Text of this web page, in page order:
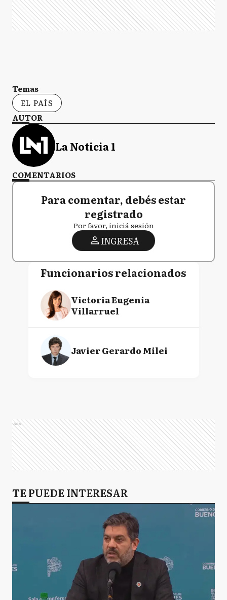
Temas
EL PAÍS
AUTOR
La Noticia 1
COMENTARIOS
Para comentar, debés estar
registrado
Por favor, iniciá sesión
INGRESA
Funcionarios relacionados
Victoria Eugenia
Villarruel
Javier Gerardo Milei
Ads
TE PUEDE INTERESAR